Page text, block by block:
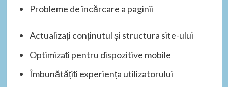
Probleme de încărcare a paginii
Actualizați conținutul și structura site-ului
Optimizați pentru dispozitive mobile
Îmbunătățiți experiența utilizatorului